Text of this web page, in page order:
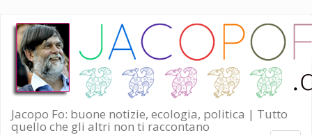
Salta
contenuto
principale
Jacopo Fo: buone notizie, ecologia, politica | Tutto
quello che gli altri non ti raccontano